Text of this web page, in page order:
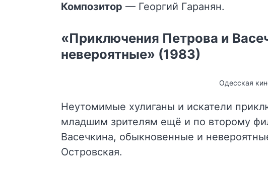
Композитор — Георгий Гаранян.
«Приключения Петрова и
невероятные» (1983)
Одесская
Неутомимые хулиганы и искатели
младшим зрителям ещё и по второму
Васечкина, обыкновенные и
Островская.